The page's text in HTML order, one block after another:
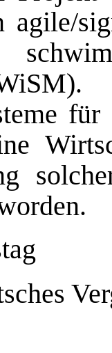
agile/
für